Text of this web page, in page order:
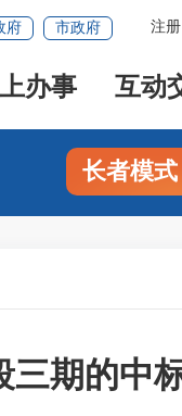
注册
府 市政府
办事 互动
长者模式
三期的中